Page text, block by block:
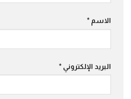
الاسم *
البريد الإلكتروني *